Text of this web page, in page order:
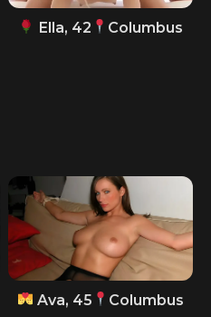
Ella, 42 Columbus
Ava, 45 Columbus